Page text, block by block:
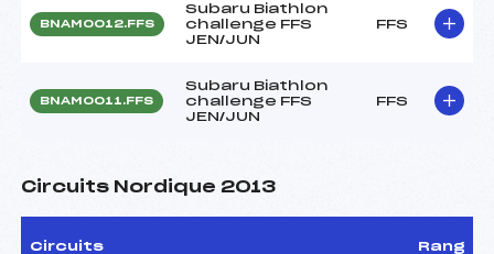
BNAM0012.FFS
Subaru Biathlon
challenge FFS
JEN/JUN
FFS
BNAM0011.FFS
Subaru Biathlon
challenge FFS
JEN/JUN
FFS
Circuits Nordique 2013
Circuits Rang